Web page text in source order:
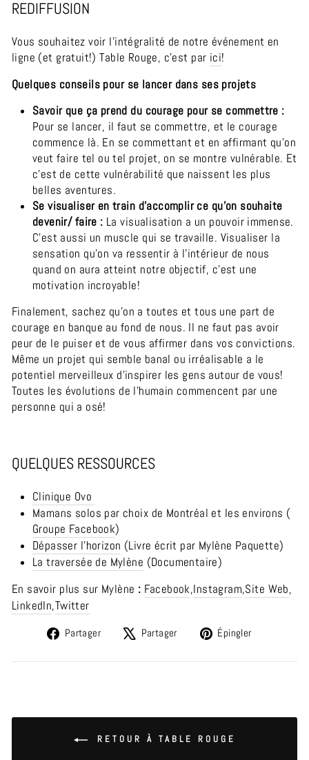
REDIFFUSION
Vous souhaitez voir l’intégralité de notre événement en
ligne (et gratuit!) Table Rouge, c'est par ici!
Quelques conseils pour se lancer dans ses projets
Savoir que ça prend du courage pour se commettre :
Pour se lancer, il faut se commettre, et le courage
commence là. En se commettant et en affirmant qu’on
veut faire tel ou tel projet, on se montre vulnérable. Et
c’est de cette vulnérabilité que naissent les plus
belles aventures.
Se visualiser en train d’accomplir ce qu’on souhaite
devenir/ faire : La visualisation a un pouvoir immense.
C’est aussi un muscle qui se travaille. Visualiser la
sensation qu’on va ressentir à l’intérieur de nous
quand on aura atteint notre objectif, c’est une
motivation incroyable!
Finalement, sachez qu’on a toutes et tous une part de
courage en banque au fond de nous. Il ne faut pas avoir
peur de le puiser et de vous affirmer dans vos convictions.
Même un projet qui semble banal ou irréalisable a le
potentiel merveilleux d’inspirer les gens autour de vous!
Toutes les évolutions de l’humain commencent par une
personne qui a osé!
QUELQUES RESSOURCES
Clinique Ovo
Mamans solos par choix de Montréal et les environs (
Groupe Facebook)
Dépasser l’horizon (Livre écrit par Mylène Paquette)
La traversée de Mylène (Documentaire)
En savoir plus sur Mylène : Facebook,Instagram,Site Web,
LinkedIn,Twitter
Partager
Partager
Facebook
Partager
Tweeter
X
Épingler
Pinterest
RETOUR À TABLE ROUGE